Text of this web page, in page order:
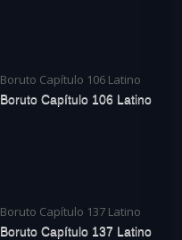
Boruto Capítulo 106 Latino
Boruto Capítulo 137 Latino